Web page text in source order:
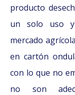
producto
un solo uso y
mercado
en cartón
con lo que no
no son